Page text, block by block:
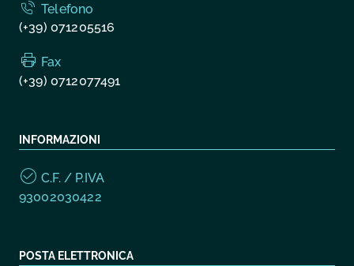
Telefono
(+39) 071205516
Fax
(+39) 0712077491
INFORMAZIONI
C.F. / P.IVA
93002030422
POSTA ELETTRONICA